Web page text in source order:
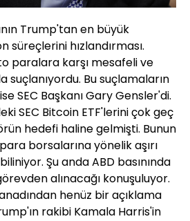
Trump'tan en büyük
süreçlerini hızlandırması.
paralara karşı mesafeli ve
Bu suçlamaların
SEC Başkanı Gary Gensler'di.
SEC Bitcoin ETF'lerini çok geç
hedefi haline gelmişti. Bunun
borsalarına yönelik aşırı
Şu anda ABD basınında
alınacağı konuşuluyor.
henüz bir açıklama
rakibi Kamala Harris'in